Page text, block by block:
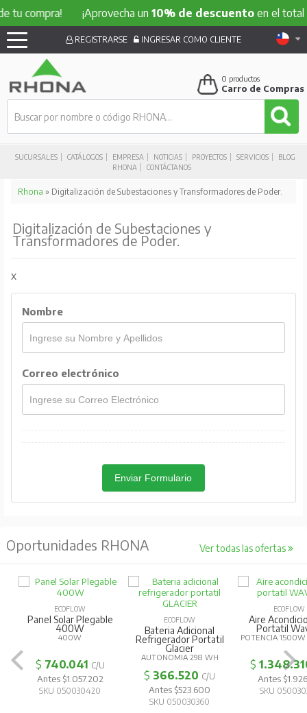
compra! ¡Aprovecha un10% de descuentoen el total
SUCURSALES CATÁLOGOS EMPRESA NOTICIAS PROYECTOS SERVICIOS
BLOG
RHONA
CONTÁCTANOS
REGISTRARSE INGRESAR COMO CLIENTE
0 productos
Carro de Compras
Rhona » Digitalización de Subestaciones y Transformadores de Poder.
Digitalización de Subestaciones y
Transformadores de Poder.
x
Nombre
Correo electrónico
Enviar Formulario
Oportunidades RHONA Ver todas las ofertas
ECOFLOW
Panel Solar Plegable
400W
400W
$ 740.041 C/U
Antes $1.057.202
SKU 050030420
ECOFLOW
Bateria Adicional
Refrigerador Portatil
Glacier
AUTONOMIA 298 WH
$ 366.520 C/U
Antes $523.600
SKU 050030360
ECOFLOW
Aire
Portatil
POTENCIA
$
Antes
SKU